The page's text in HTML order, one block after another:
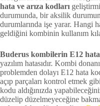
hata ve arıza kodları
durumunda, bir aksilik
durumlarında işe yarar. Hangi
geldiğini kombinin kullanım
Buderus kombilerin E12
yazılım hatasıdır. Kombi
problemden dolayı E12 hata
açıp parçaları kontrol etmek
kodu aldığınızda
düzelip düzelmeyeceğine